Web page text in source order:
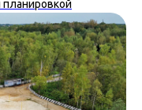
планировкой